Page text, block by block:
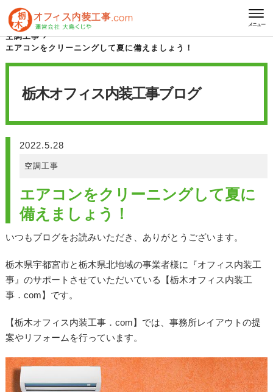
メニュー
HOME
栃木オフィス内装工事 ブログ
空調工事
エアコンをクリーニングして夏に備えましょう！
栃木オフィス内装工事ブログ
2022.5.28
空調工事
エアコンをクリーニングして夏に
備えましょう！
いつもブログをお読みいただき、ありがとうございます。
栃木県宇都宮市と栃木県北地域の事業者様に『オフィス内装工
事』のサポートさせていただいている【栃木オフィス内装工
事．com】です。
【栃木オフィス内装工事．com】では、事務所レイアウトの提
案やリフォームを行っています。